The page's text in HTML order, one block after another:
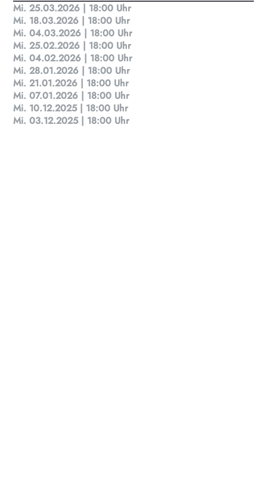
Mi. 25.03.2026 | 18:00 Uhr
Mi. 18.03.2026 | 18:00 Uhr
Mi. 04.03.2026 | 18:00 Uhr
Mi. 25.02.2026 | 18:00 Uhr
Mi. 04.02.2026 | 18:00 Uhr
Mi. 28.01.2026 | 18:00 Uhr
Mi. 21.01.2026 | 18:00 Uhr
Mi. 07.01.2026 | 18:00 Uhr
Mi. 10.12.2025 | 18:00 Uhr
Mi. 03.12.2025 | 18:00 Uhr
für Menschen von 0-99.